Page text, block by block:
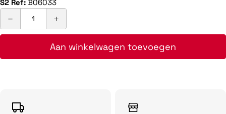
S2 Ref: B06033
Aan winkelwagen toevoegen